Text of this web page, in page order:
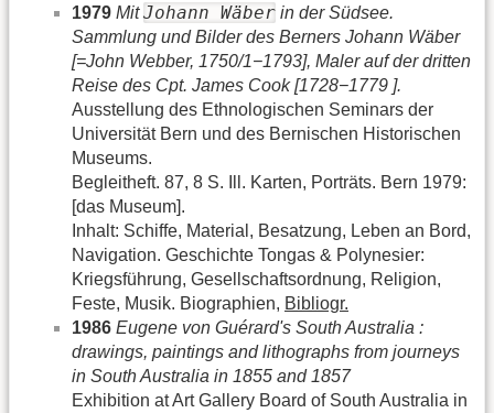
1979 MitJohann Wäber in der Südsee.
Sammlung und Bilder des Berners Johann Wäber
[=John Webber, 1750/1−1793], Maler auf der dritten
Reise des Cpt. James Cook [1728−1779 ].
Ausstellung des Ethnologischen Seminars der
Universität Bern und des Bernischen Historischen
Museums.
Begleitheft. 87, 8 S. Ill. Karten, Porträts. Bern 1979:
[das Museum].
Inhalt: Schiffe, Material, Besatzung, Leben an Bord,
Navigation. Geschichte Tongas & Polynesier:
Kriegsführung, Gesellschaftsordnung, Religion,
Feste, Musik. Biographien, Bibliogr.
1986 Eugene von Guérard's South Australia :
drawings, paintings and lithographs from journeys
in South Australia in 1855 and 1857
Exhibition at Art Gallery Board of South Australia in